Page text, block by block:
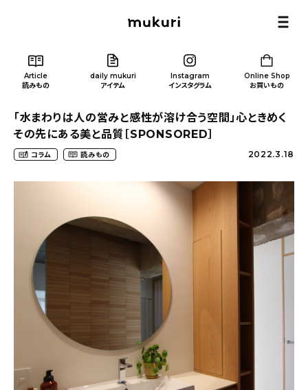
Article
読みもの
daily mukuri
アイテム
Instagram
インスタグラム
Online Shop
お買いもの
Article/ 読みもの
カテゴリー一覧
新着記事
人気の記事
おすすめの記事
「水まわりは人の営みと感性が溶け合う空間」心ときめく
その先にある美と品質［SPONSORED］
コラム 読みもの 2022.3.18